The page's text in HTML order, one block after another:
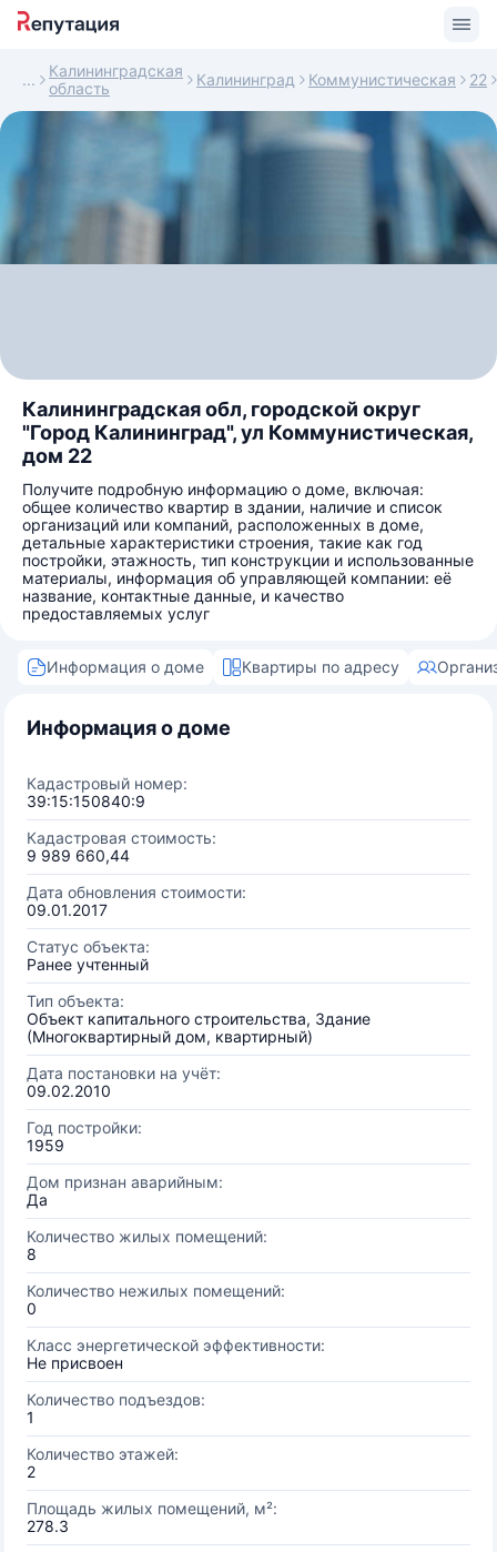
Калининградская
область
Калининград Коммунистическая 22
Калининградская обл, городской округ
"Город Калининград", ул Коммунистическая,
дом 22
Получите подробную информацию о доме, включая:
общее количество квартир в здании, наличие и список
организаций или компаний, расположенных в доме,
детальные характеристики строения, такие как год
постройки, этажность, тип конструкции и использованные
материалы, информация об управляющей компании: её
название, контактные данные, и качество
предоставляемых услуг
Информация о доме Квартиры по адресу
Информация о доме
Кадастровый номер:
39:15:150840:9
Кадастровая стоимость:
9 989 660,44
Дата обновления стоимости:
09.01.2017
Статус объекта:
Ранее учтенный
Тип объекта:
Объект капитального строительства, Здание
(Многоквартирный дом, квартирный)
Дата постановки на учёт:
09.02.2010
Год постройки:
1959
Дом признан аварийным:
Да
Количество жилых помещений:
8
Количество нежилых помещений:
0
Класс энергетической эффективности:
Не присвоен
Количество подъездов:
1
Количество этажей:
2
Площадь жилых помещений, м²:
278.3